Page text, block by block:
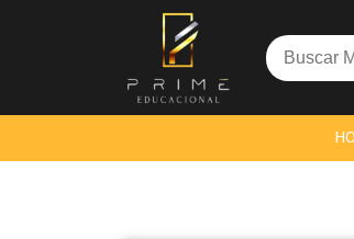
Search
for: